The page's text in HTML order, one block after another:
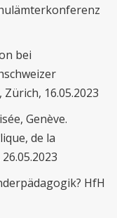
bei
16.05.2023
Genève.
de la
HfH